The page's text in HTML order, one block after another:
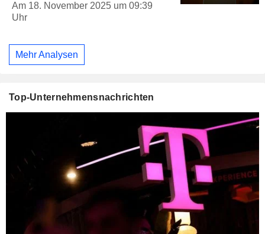
Am 18. November 2025 um 09:39
Uhr
Mehr Analysen
Top-Unternehmensnachrichten